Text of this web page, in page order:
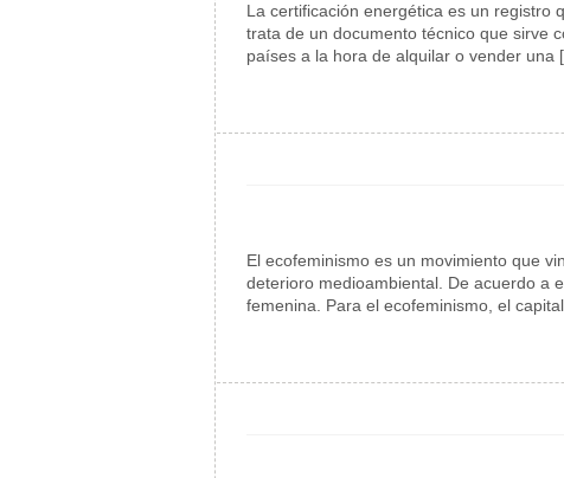
La certificación energética es un registro
trata de un documento técnico que sirve
países a la hora de alquilar o vender una
El ecofeminismo es un movimiento que
deterioro medioambiental. De acuerdo a
femenina. Para el ecofeminismo, el